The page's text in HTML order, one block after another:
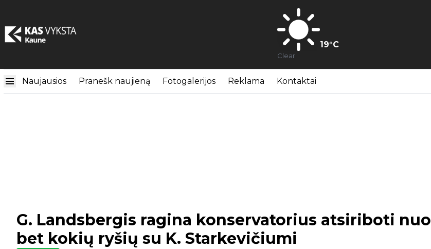
19°C
Clear
Naujausios Pranešk naujieną Fotogalerijos Reklama Kontaktai
G. Landsbergis ragina konservatorius atsiriboti nuo
bet kokių ryšių su K. Starkevičiumi